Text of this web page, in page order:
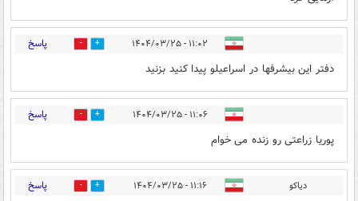
۱۱:۰۲ - ۱۴۰۴/۰۳/۲۵ 3 پاسخ
دفتر این بیشرفها در اسراعیلو پیدا کنید بزنید
۱۱:۰۶ - ۱۴۰۴/۰۳/۲۵ 2 پاسخ
پوریا زراعتی رو زنده می خوام
دیاکو ۱۱:۱۶ - ۱۴۰۴/۰۳/۲۵ 2 پاسخ